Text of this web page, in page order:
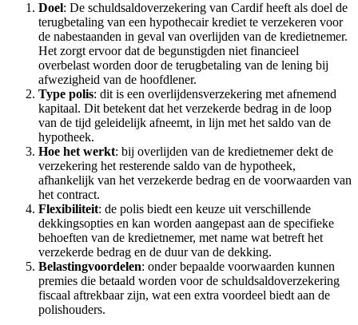
Doel: De schuldsaldoverzekering van Cardif heeft als doel de
terugbetaling van een hypothecair krediet te verzekeren voor
de nabestaanden in geval van overlijden van de kredietnemer.
Het zorgt ervoor dat de begunstigden niet financieel
overbelast worden door de terugbetaling van de lening bij
afwezigheid van de hoofdlener.
Type polis: dit is een overlijdensverzekering met afnemend
kapitaal. Dit betekent dat het verzekerde bedrag in de loop
van de tijd geleidelijk afneemt, in lijn met het saldo van de
hypotheek.
Hoe het werkt: bij overlijden van de kredietnemer dekt de
verzekering het resterende saldo van de hypotheek,
afhankelijk van het verzekerde bedrag en de voorwaarden van
het contract.
Flexibiliteit: de polis biedt een keuze uit verschillende
dekkingsopties en kan worden aangepast aan de specifieke
behoeften van de kredietnemer, met name wat betreft het
verzekerde bedrag en de duur van de dekking.
Belastingvoordelen: onder bepaalde voorwaarden kunnen
premies die betaald worden voor de schuldsaldoverzekering
fiscaal aftrekbaar zijn, wat een extra voordeel biedt aan de
polishouders.